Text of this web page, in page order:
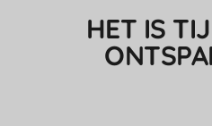
HET IS